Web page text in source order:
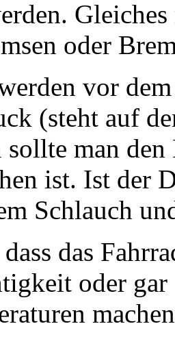
oder
vor
(steht auf
sollte man
ist. Ist der
Schlauch
das
oder gar